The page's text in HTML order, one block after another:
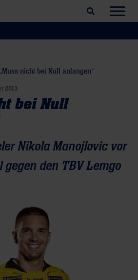
Suchfeld öffnen
„Muss nicht bei Null anfangen“
2013
bei Null
Nikola Manojlovic vor
gegen den TBV Lemgo